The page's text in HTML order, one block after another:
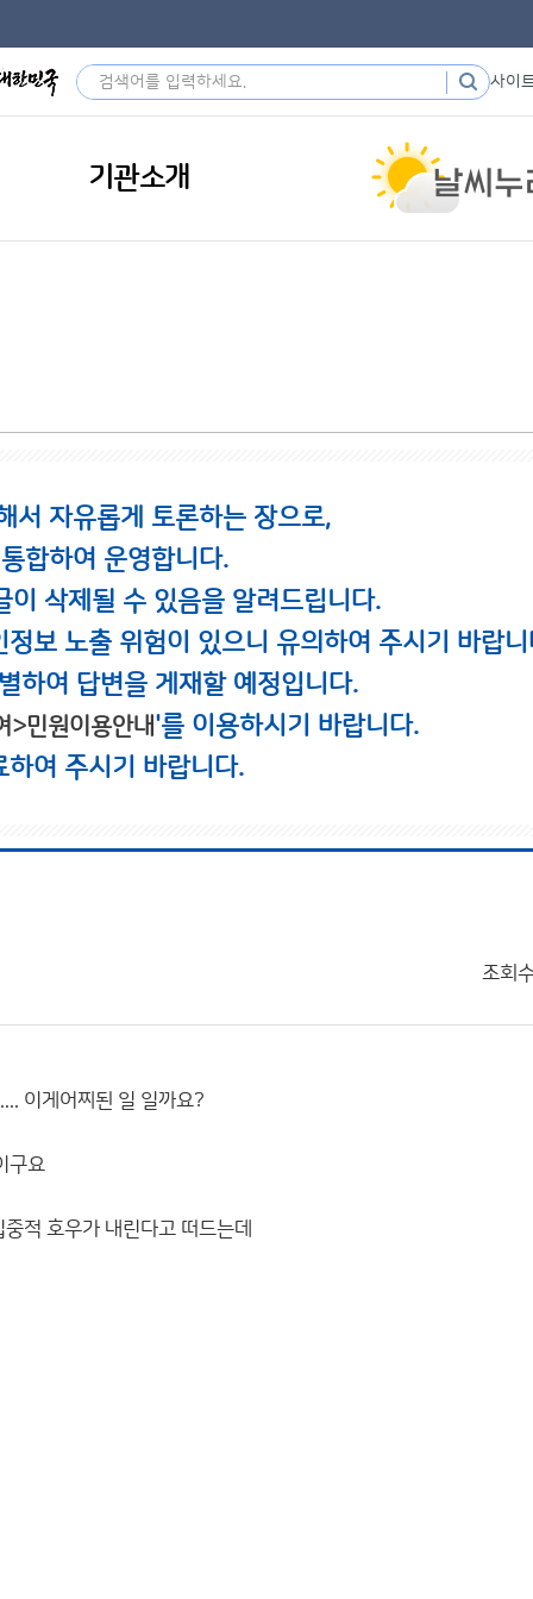
사이
기관소개
서 자유롭게 토론하는 장으로,
합하여 운영합니다.
삭제될 수 있음을 알려드립니다.
보 노출 위험이 있으니 유의하여 주시기 바랍니
하여 답변을 게재할 예정입니다.
>민원이용안내'를 이용하시기 바랍니다.
여 주시기 바랍니다.
조회
이게어찌된 일 일까요?
구요
적 호우가 내린다고 떠드는데